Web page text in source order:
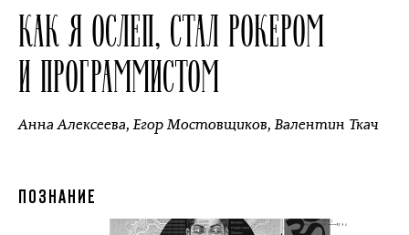
КАК Я ОСЛЕП, СТАЛ РОКЕРОМ
И ПРОГРАММИСТОМ
Анна Алексеева,Егор Мостовщиков,Валентин Ткач
ПОЗНАНИЕ